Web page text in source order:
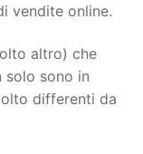
vendite online.
altro) che
solo sono in
differenti da